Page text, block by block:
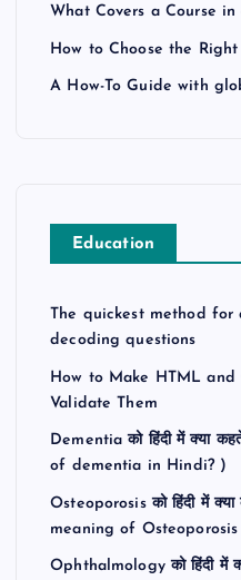
What Covers a Course
How to Choose the
A How-To Guide with
Education
The quickest method for
decoding questions
How to Make HTML and
Validate Them
Dementia को हिंदी में क्या
of dementia in Hindi? )
Osteoporosis को हिंदी में
meaning of
Ophthalmology को हिंदी में